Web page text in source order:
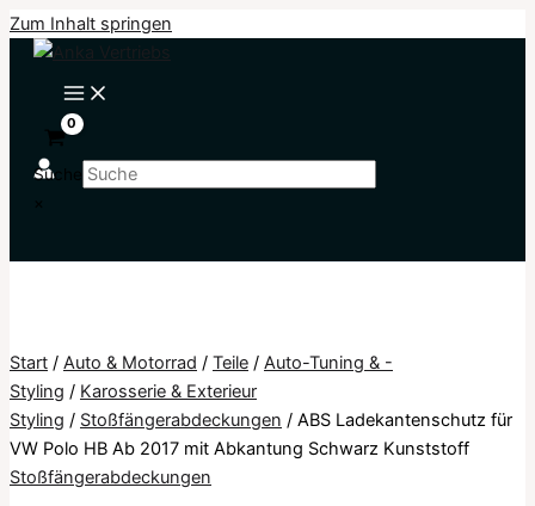
Zum Inhalt springen
Suche
×
Start / Auto & Motorrad / Teile / Auto-Tuning & -
Styling / Karosserie & Exterieur
Styling / Stoßfängerabdeckungen / ABS Ladekantenschutz für
VW Polo HB Ab 2017 mit Abkantung Schwarz Kunststoff
Stoßfängerabdeckungen